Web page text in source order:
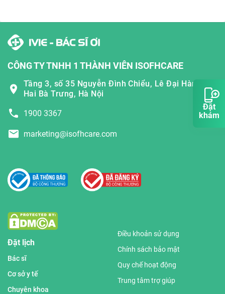
Đặt
khám
CÔNG TY TNHH 1 THÀNH VIÊN ISOFHCARE
Tầng 3, số 35 Nguyễn Đình Chiểu, Lê Đại Hành,
Hai Bà Trưng, Hà Nội
1900 3367
marketing@isofhcare.com
Đặt lịch
Bác sĩ
Cơ sở y tế
Chuyên khoa
Điều khoản sử dụng
Chính sách bảo mật
Quy chế hoạt động
Trung tâm trợ giúp